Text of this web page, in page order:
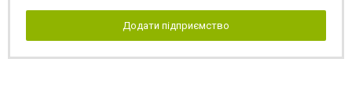
Додати підприємство